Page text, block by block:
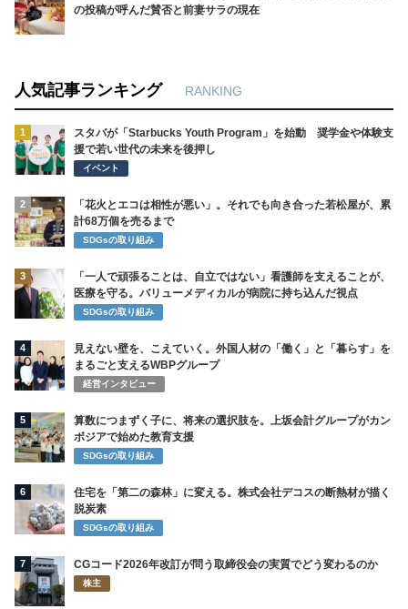
の投稿が呼んだ賛否と前妻サラの現在
人気記事ランキング RANKING
1
スタバが「Starbucks Youth Program」を始動 奨学金や体験支
援で若い世代の未来を後押し
イベント
2
「花火とエコは相性が悪い」。それでも向き合った若松屋が、累
計68万個を売るまで
SDGsの取り組み
3
「一人で頑張ることは、自立ではない」看護師を支えることが、
医療を守る。バリューメディカルが病院に持ち込んだ視点
SDGsの取り組み
4
見えない壁を、こえていく。外国人材の「働く」と「暮らす」を
まるごと支えるWBPグループ
経営インタビュー
5
算数につまずく子に、将来の選択肢を。上坂会計グループがカン
ボジアで始めた教育支援
SDGsの取り組み
6
住宅を「第二の森林」に変える。株式会社デコスの断熱材が描く
脱炭素
SDGsの取り組み
7 CGコード2026年改訂が問う取締役会の実質でどう変わるのか
株主